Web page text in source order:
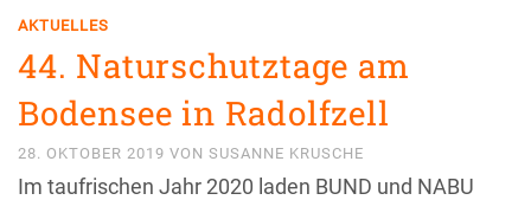
AKTUELLES
44. Naturschutztage am
Bodensee in Radolfzell
28. OKTOBER 2019 VON SUSANNE KRUSCHE
Im taufrischen Jahr 2020 laden BUND und NABU